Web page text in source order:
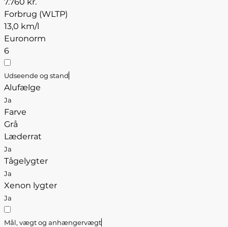
Forbrug (WLTP)
13,0 km/l
Euronorm
6
Udseende og stand
Alufælge
Ja
Farve
Grå
Læderrat
Ja
Tågelygter
Ja
Xenon lygter
Ja
Mål, vægt og anhængervægt